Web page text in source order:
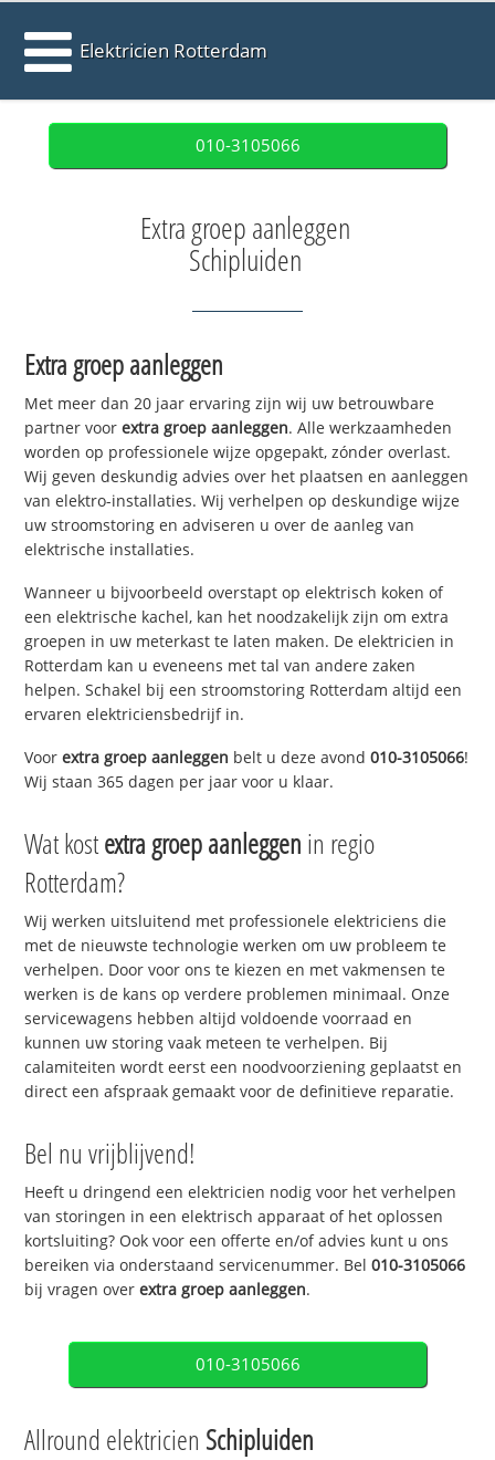
Elektricien Rotterdam
010-3105066
Extra groep aanleggen
Schipluiden
Extra groep aanleggen
Met meer dan 20 jaar ervaring zijn wij uw betrouwbare
partner voorextra groep aanleggen. Alle werkzaamheden
worden op professionele wijze opgepakt, zónder overlast.
Wij geven deskundig advies over het plaatsen en aanleggen
van elektro-installaties. Wij verhelpen op deskundige wijze
uw stroomstoring en adviseren u over de aanleg van
elektrische installaties.
Wanneer u bijvoorbeeld overstapt op elektrisch koken of
een elektrische kachel, kan het noodzakelijk zijn om extra
groepen in uw meterkast te laten maken. De elektricien in
Rotterdam kan u eveneens met tal van andere zaken
helpen. Schakel bij een stroomstoring Rotterdam altijd een
ervaren elektriciensbedrijf in.
Voorextra groep aanleggen belt u deze avond010-3105066!
Wij staan 365 dagen per jaar voor u klaar.
Wat kostextra groep aanleggen in regio
Rotterdam?
Wij werken uitsluitend met professionele elektriciens die
met de nieuwste technologie werken om uw probleem te
verhelpen. Door voor ons te kiezen en met vakmensen te
werken is de kans op verdere problemen minimaal. Onze
servicewagens hebben altijd voldoende voorraad en
kunnen uw storing vaak meteen te verhelpen. Bij
calamiteiten wordt eerst een noodvoorziening geplaatst en
direct een afspraak gemaakt voor de definitieve reparatie.
Bel nu vrijblijvend!
Heeft u dringend een elektricien nodig voor het verhelpen
van storingen in een elektrisch apparaat of het oplossen
kortsluiting? Ook voor een offerte en/of advies kunt u ons
bereiken via onderstaand servicenummer. Bel010-3105066
bij vragen overextra groep aanleggen.
010-3105066
Allround elektricien Schipluiden